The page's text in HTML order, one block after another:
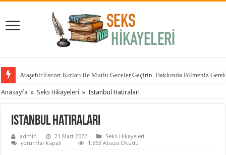
Ataşehir Escort Kızları ile Mutlu Geceler Geçirin. Hakkında Bilmeniz
Anasayfa » Seks Hikayeleri » Istanbul Hatiralari
Istanbul Hatiralari
admin 21 Mart 2022
Seks Hikayeleri
Istanbul
yorumlar kapalı 1,853 Abaza Okudu